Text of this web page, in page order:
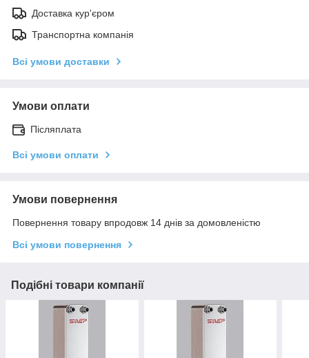
Доставка кур'єром
Транспортна компанія
Всі умови доставки
Умови оплати
Післяплата
Всі умови оплати
Умови повернення
Повернення товару впродовж 14 днів за домовленістю
Всі умови повернення
Подібні товари компанії